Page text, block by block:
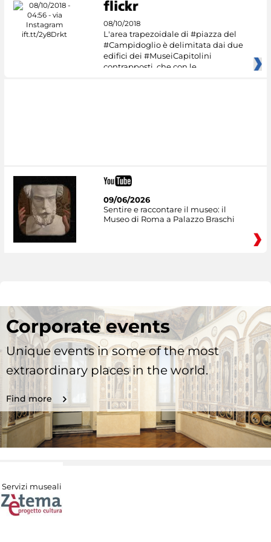
08/10/2018
L'area trapezoidale di #piazza del
#Campidoglio è delimitata dai due
edifici dei #MuseiCapitolini
contrapposti, che con le
09/06/2026
Sentire e raccontare il museo: il
Museo di Roma a Palazzo Braschi
Corporate events
Unique events in some of the most
extraordinary places in the world.
Find more
Servizi museali